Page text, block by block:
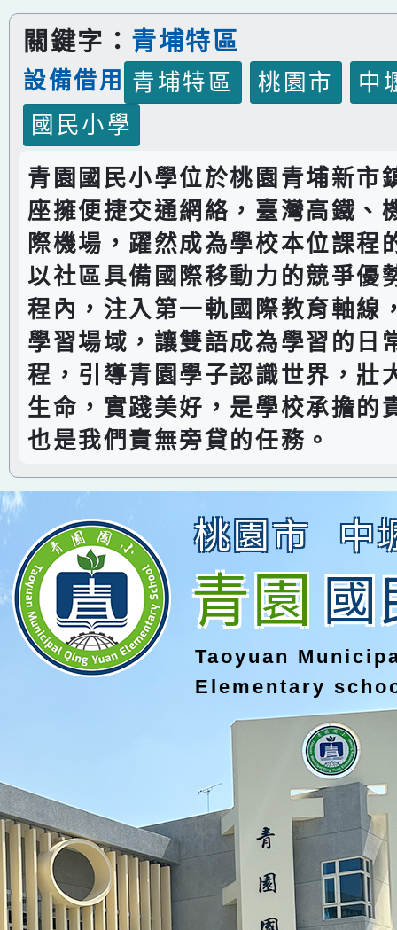
關鍵字： 青埔特區
設備借用 青埔特區 桃園市
中
國民小學
青園國民小學位於桃園青埔新市
座擁便捷交通網絡，臺灣高鐵、
際機場，躍然成為學校本位課程
以社區具備國際移動力的競爭優
程內，注入第一軌國際教育軸線
學習場域，讓雙語成為學習的日
程，引導青園學子認識世界，壯
生命，實踐美好，是學校承擔的
也是我們責無旁貸的任務。
桃園市 中
青園國
Taoyuan
Elementary